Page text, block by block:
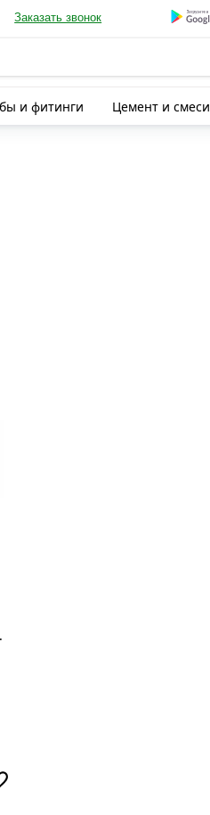
Заказать звонок
и фитинги Цемент и смеси